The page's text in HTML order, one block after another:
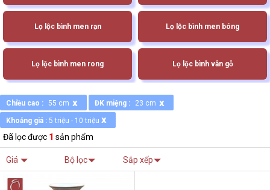
Lọ lộc bình men rạn Lọ lộc bình men bóng
Lọ lộc bình men rong Lọ lộc bình vân gỗ
Chiều cao : 55 cm x ĐK miệng : 23 cm x
Khoảng giá : 5 triệu - 10 triệu x
Đã lọc được 1 sản phẩm
Giá Bộ lọc Sắp xếp